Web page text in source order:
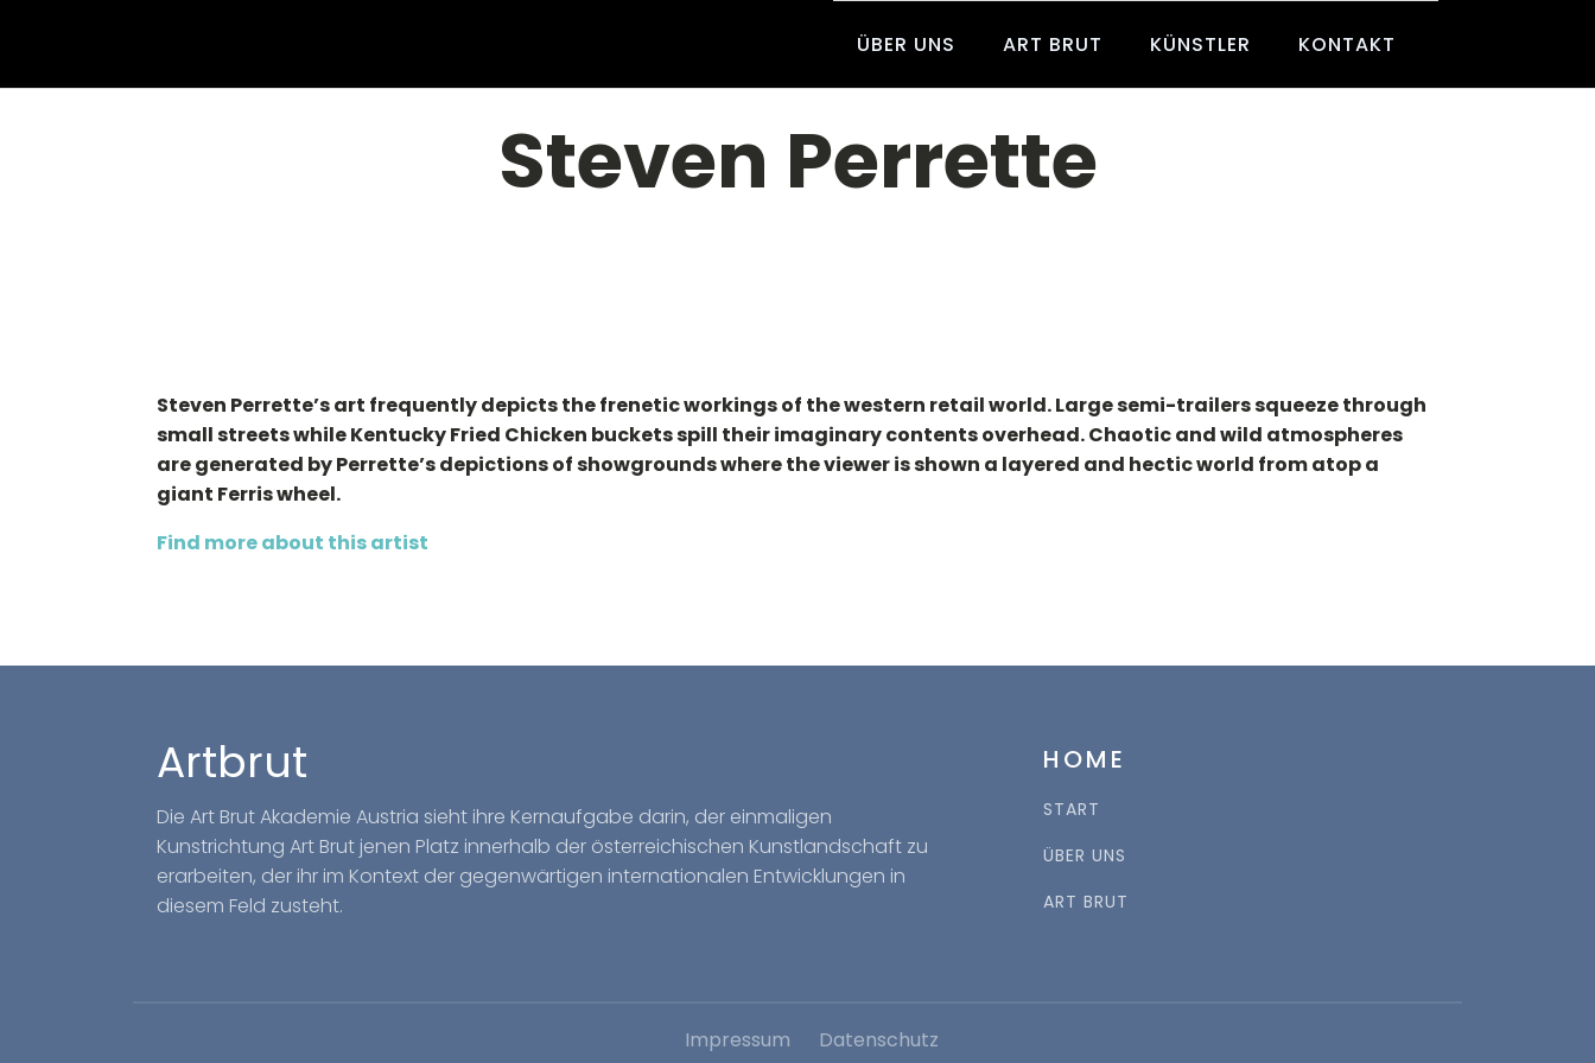
ÜBER UNS ART BRUT KÜNSTLER KONTAKT
Steven Perrette
Steven Perrette’s art frequently depicts the frenetic workings of the western retail world. Large semi-trailers squeeze through
small streets while Kentucky Fried Chicken buckets spill their imaginary contents overhead. Chaotic and wild atmospheres
are generated by Perrette’s depictions of showgrounds where the viewer is shown a layered and hectic world from atop a
giant Ferris wheel.
Find more about this artist
Artbrut
Die Art Brut Akademie Austria sieht ihre Kernaufgabe darin, der einmaligen
Kunstrichtung Art Brut jenen Platz innerhalb der österreichischen Kunstlandschaft zu
erarbeiten, der ihr im Kontext der gegenwärtigen internationalen Entwicklungen in
diesem Feld zusteht.
HOME
START
ÜBER UNS
ART BRUT
Impressum Datenschutz